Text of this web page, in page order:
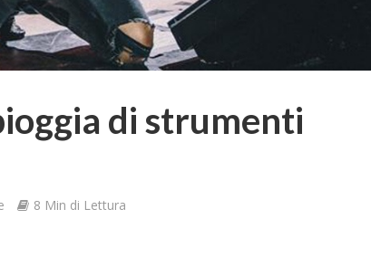
di strumenti
8 Min di Lettura